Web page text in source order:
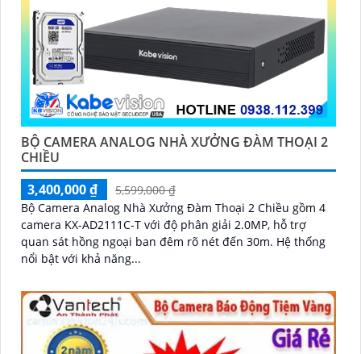
BỘ CAMERA ANALOG NHÀ XƯỞNG ĐÀM THOẠI 2
CHIỀU
3,400,000 ₫
5,599,000 ₫
Bộ Camera Analog Nhà Xưởng Đàm Thoại 2 Chiều gồm 4
camera KX-AD2111C-T với độ phân giải 2.0MP, hỗ trợ
quan sát hồng ngoại ban đêm rõ nét đến 30m. Hệ thống
nổi bật với khả năng...